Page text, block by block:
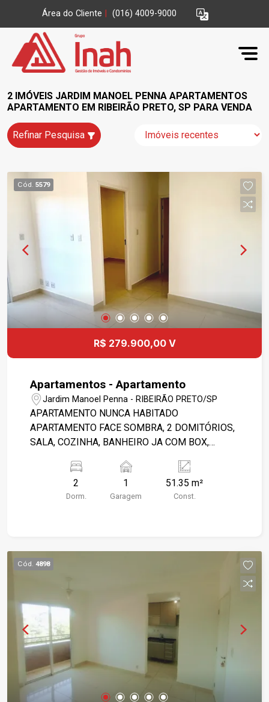
Área do Cliente (016) 4009-9000
2 IMÓVEIS JARDIM MANOEL PENNA APARTAMENTOS
APARTAMENTO EM RIBEIRÃO PRETO, SP PARA VENDA
Refinar Pesquisa
Cód. 5579
R$ 279.900,00 V
Apartamentos - Apartamento
Jardim Manoel Penna - RIBEIRÃO PRETO/SP
APARTAMENTO NUNCA HABITADO
APARTAMENTO FACE SOMBRA, 2 DOMITÓRIOS,
SALA, COZINHA, BANHEIRO JA COM BOX,
COMPLETO, ACADEMIA, PLAT PLACE, PISCINA,
CHURRASQUEIRA, E SALÃO DE FESTAS E
PORTARIA 24H ? Bem localizado, lugar tranquilo
2
Dorm.
1
Garagem
51.35 m²
Const.
Cód. 4898